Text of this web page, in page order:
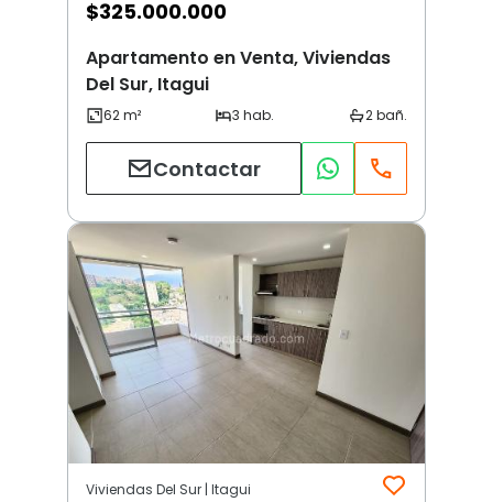
$325.000.000
Apartamento en Venta, Viviendas
Del Sur, Itagui
Contactar
Viviendas Del Sur | Itagui